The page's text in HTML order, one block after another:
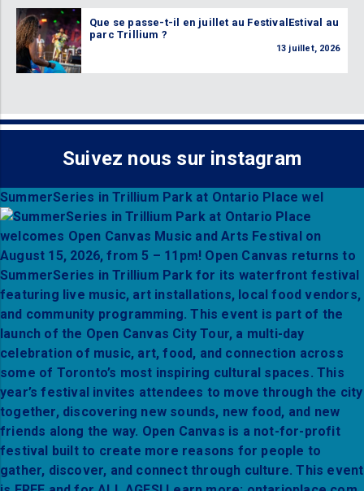
Que se passe-t-il en juillet au FestivalEstival au
parc Trillium ?
13 juillet, 2026
Suivez nous sur instagram
SummerSeries in Trillium Park at Ontario Place wel